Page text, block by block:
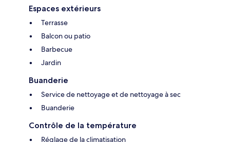
Espaces extérieurs
Terrasse
Balcon ou patio
Barbecue
Jardin
Buanderie
Service de nettoyage et de nettoyage à sec
Buanderie
Contrôle de la température
Réglage de la climatisation